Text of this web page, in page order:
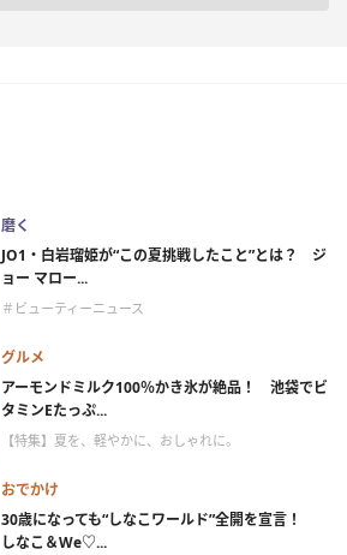
磨く
JO1・白岩瑠姫が“この夏挑戦したこと”とは？ ジ
ョー マロー...
＃ビューティーニュース
グルメ
アーモンドミルク100％かき氷が絶品！ 池袋でビ
タミンEたっぷ...
【特集】夏を、軽やかに、おしゃれに。
おでかけ
30歳になっても“しなこワールド”全開を宣言！
しなこ＆We♡...